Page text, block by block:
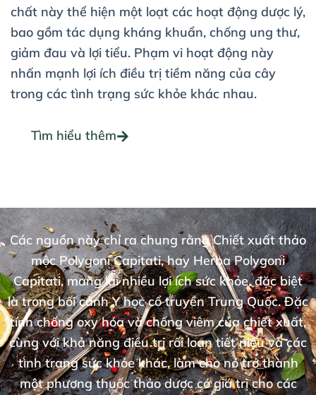
chất này thể hiện một loạt các hoạt động dược lý,
bao gồm tác dụng kháng khuẩn, chống ung thư,
giảm đau và lợi tiểu. Phạm vi hoạt động này
nhấn mạnh lợi ích điều trị tiềm năng của cây
trong các tình trạng sức khỏe khác nhau.
Tìm hiểu thêm
Các nguồn này chỉ ra chung rằng Chiết xuất thảo
mộc Polygoni Capitati, hay Herba Polygoni
Capitati, mang lại nhiều lợi ích sức khỏe, đặc biệt
là trong bối cảnh Y học cổ truyền Trung Quốc. Đặc
tính chống oxy hóa và chống viêm của chiết xuất,
cùng với khả năng điều trị rối loạn tiết niệu và các
tình trạng sức khỏe khác, làm cho nó trở thành
một phương thuốc thảo dược có giá trị cho các